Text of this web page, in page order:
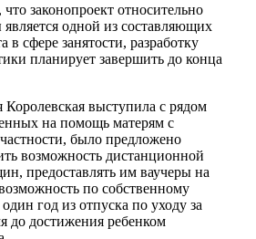
законопроект относительно
одной из составляющих
сфере занятости, разработку
планирует завершить до конца
выступила с рядом
на помощь матерям с
было предложено
возможность дистанционной
предоставлять им ваучеры на
по собственному
год из отпуска по уходу за
до достижения ребенком